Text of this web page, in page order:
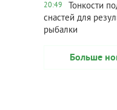
20:49
Тонкости
снастей для
рыбалки
Больше